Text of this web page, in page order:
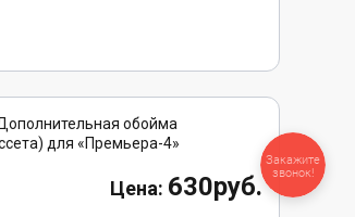
630руб.
Закажите
звонок!